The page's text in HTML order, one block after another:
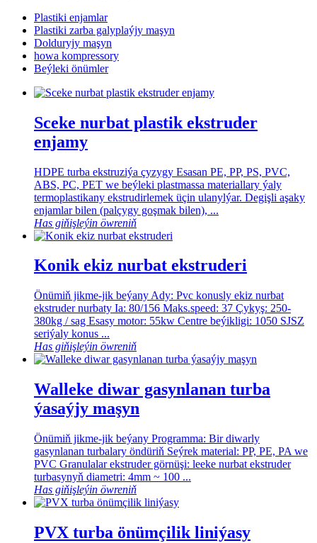
Plastiki enjamlar
Plastiki zarba galyplaýjy maşyn
Dolduryjy maşyn
howa kompressory
Beýleki önümler
Sceke nurbat plastik ekstruder
enjamy
HDPE turba ekstruziýa çyzygy Esasan PE, PP, PS, PVC,
ABS, PC, PET we beýleki plastmassa materiallary ýaly
termoplastikany ekstrudirlemek üçin ulanylýar. Degişli aşaky
enjamlar bilen (palçygy goşmak bilen), ...
Has giňişleýin öwreniň
Konik ekiz nurbat ekstruderi
Önümiň jikme-jik beýany Ady: Pvc konusly ekiz nurbat
ekstruder nurbaty Ia: 80/156 Maks.speed: 37 Çykyş: 250-
380kg / sag Esasy motor: 55kw Centre beýikligi: 1050 SJSZ
seriýaly konus ...
Has giňişleýin öwreniň
Walleke diwar gasynlanan turba
ýasaýjy maşyn
Önümiň jikme-jik beýany Programma: Bir diwarly
gasynlanan turbalary öndüriň Seýrek material: PP, PE, PA we
PVC Granulalar ekstruder görnüşi: leeke nurbat ekstruder
turbasynyň diametri: 4mm ~ 100 ...
Has giňişleýin öwreniň
PVX turba önümçilik liniýasy